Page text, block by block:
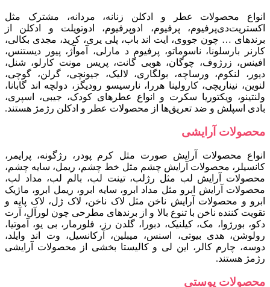
انواع محصولات عطر و ادکلن زنانه، مردانه، مشترک مثل
اکستریت‌دی‌پرفیوم، پرفیوم، ادوپرفیوم، ادوتویلت و ادکلن از
برندهای … چون جووی، ایت اند باب، پلی یری، کرید، مجدی بکالی،
کارنر بارسلونا، ناسوماتو، پرفیوم د مارلی، آموآژ، پیور دیستنس،
افینس، زرژوف، چوگان، هوبی گانت، پریس مونت کارلو، شنل،
دیور، لنکوم، ورساچه، بولگاری، لالیک، جیونچی، گرلن، گوچی،
لنوین، نیناریچی، کارولینا هررا، نارسیسو رودیگز، دولچه اند گابانا،
ولنتینو، ویکتوریا سکرت و انواع عطرهای کودک، جیبی، اسپری،
بادی اسپلش و ضد تعریق‌ها از محصولات عطر و ادکلن رژمژ هستند.
محصولات آرایشی
انواع محصولات آرایش صورت مثل کرم پودر، رژگونه، پرایمر،
کانسیلر، محصولات آرایش چشم مثل خط چشم، ریمل، سایه چشم،
محصولات آرایش لب مثل رژلب، تینت لب، بالم لب، مداد لب،
محصولات آرایش ابرو مثل مداد ابرو، سایه ابرو، ریمل ابرو، ماژیک
ابرو و محصولات آرایش ناخن مثل لاک ناخن، لاک ژل، لاک پایه و
تقویت کننده ناخن با تنوع بالا و از برندهای مطرحی چون لورآل، آرت
دکو، بورژوا، مک، کیلنیک، دبورا، گلدن رز، فلورمار، بی یو، آموتیا،
رولوشن، هدی بیوتی، اسنس، میبلین، آرکانسیل، وت اند وایلد،
دوسه، چارم کالر، این لی و کالیستا بخشی از محصولات آرایشی
رژمژ هستند.
محصولات پوستی